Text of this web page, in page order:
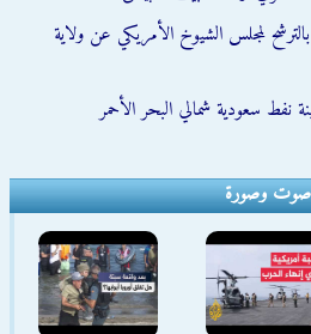
لمجلس الشيوخ الأمريكي عن ولاية
نفط سعودية شمالي البحر الأحمر
صوت وصورة